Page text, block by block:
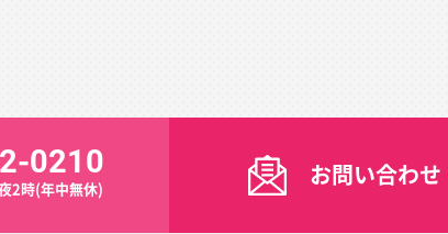
0210
2時(年中無休) お問い合わ